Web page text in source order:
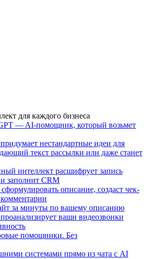
для каждого бизнеса
— AI-помощник, который возьмет
нестандартные идеи для
текст рассылки или даже станет
интеллект расшифрует запись
заполнит CRM
описание, создаст чек-
за минуты по вашему описанию
ваши видеозвонки
помощники. Без
системами прямо из чата с AI